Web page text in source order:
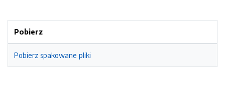
Pobierz
Pobierz spakowane pliki